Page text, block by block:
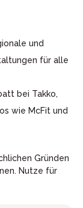
und
für alle
bei Takko,
wie McFit und
Gründen
Nutze für